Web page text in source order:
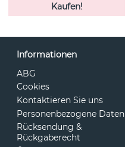
Kaufen!
Informationen
ABG
Cookies
Kontaktieren Sie uns
Personenbezogene Daten
Rücksendung &
Rückgaberecht